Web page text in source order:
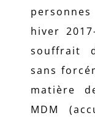
hiver
souffrait
sans
matière
MDM